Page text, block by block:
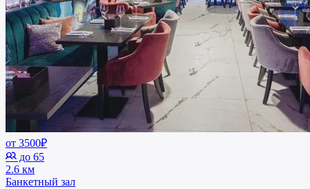
от 3500₽
до 65
2.6 км
Банкетный зал